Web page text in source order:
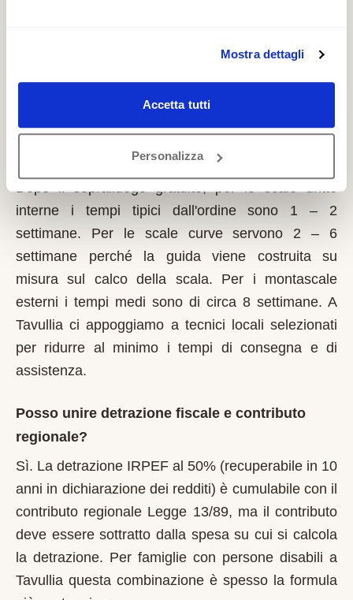
Mostra dettagli
Accetta tutti
Personalizza
Possono fare domanda i residenti a Tavullia con
Quanto tempo serve per installare un
montascale a Tavullia?
Dopo il sopralluogo gratuito, per le scale dritte
interne i tempi tipici dall'ordine sono 1 – 2
settimane. Per le scale curve servono 2 – 6
settimane perché la guida viene costruita su
misura sul calco della scala. Per i montascale
esterni i tempi medi sono di circa 8 settimane. A
Tavullia ci appoggiamo a tecnici locali selezionati
per ridurre al minimo i tempi di consegna e di
assistenza.
Posso unire detrazione fiscale e contributo
regionale?
Sì. La detrazione IRPEF al 50% (recuperabile in 10
anni in dichiarazione dei redditi) è cumulabile con il
contributo regionale Legge 13/89, ma il contributo
deve essere sottratto dalla spesa su cui si calcola
la detrazione. Per famiglie con persone disabili a
Tavullia questa combinazione è spesso la formula